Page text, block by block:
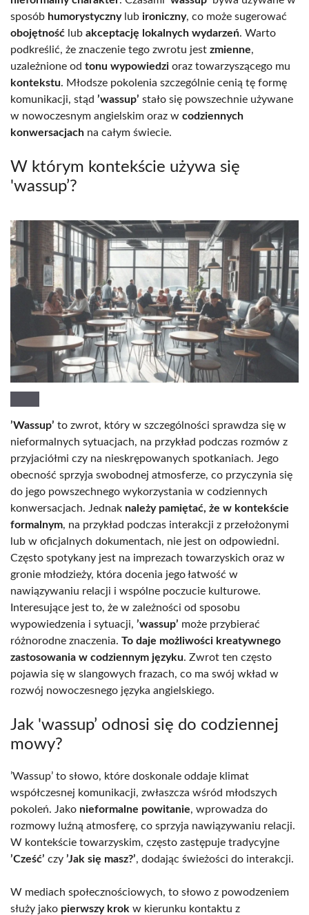
sposób humorystycznylub ironiczny, co może sugerować
obojętność lub akceptację lokalnych wydarzeń. Warto
podkreślić, że znaczenie tego zwrotu jest zmienne,
uzależnione od tonu wypowiedzi oraz towarzyszącego mu
kontekstu. Młodsze pokolenia szczególnie cenią tę formę
komunikacji, stąd ’wassup’ stało się powszechnie używane
w nowoczesnym angielskim oraz w codziennych
konwersacjach na całym świecie.
W którym kontekście używa się
'wassup’?
’Wassup’ to zwrot, który w szczególności sprawdza się w
nieformalnych sytuacjach, na przykład podczas rozmów z
przyjaciółmi czy na nieskrępowanych spotkaniach. Jego
obecność sprzyja swobodnej atmosferze, co przyczynia się
do jego powszechnego wykorzystania w codziennych
konwersacjach. Jednak należy pamiętać, że w kontekście
formalnym, na przykład podczas interakcji z przełożonymi
lub w oficjalnych dokumentach, nie jest on odpowiedni.
Często spotykany jest na imprezach towarzyskich oraz w
gronie młodzieży, która docenia jego łatwość w
nawiązywaniu relacji i wspólne poczucie kulturowe.
Interesujące jest to, że w zależności od sposobu
wypowiedzenia i sytuacji, ’wassup’ może przybierać
różnorodne znaczenia. To daje możliwości kreatywnego
zastosowania w codziennym języku. Zwrot ten często
pojawia się w slangowych frazach, co ma swój wkład w
rozwój nowoczesnego języka angielskiego.
Jak 'wassup’ odnosi się do codziennej
mowy?
’Wassup’ to słowo, które doskonale oddaje klimat
współczesnej komunikacji, zwłaszcza wśród młodszych
pokoleń. Jako nieformalne powitanie, wprowadza do
rozmowy luźną atmosferę, co sprzyja nawiązywaniu relacji.
W kontekście towarzyskim, często zastępuje tradycyjne
’Cześć’ czy ’Jak się masz?’, dodając świeżości do interakcji.
W mediach społecznościowych, to słowo z powodzeniem
służy jako pierwszy krok w kierunku kontaktu z